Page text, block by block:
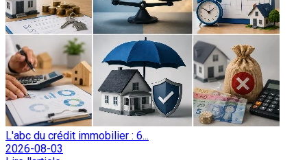
L'abc du crédit immobilier : 6...
2026-08-03